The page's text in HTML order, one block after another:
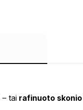
– tai rafinuoto skonio